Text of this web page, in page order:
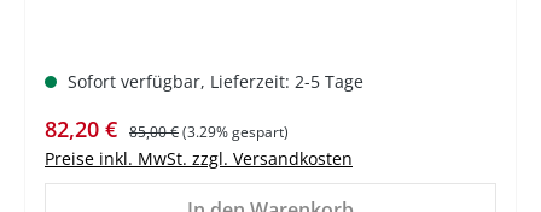
Sofort verfügbar, Lieferzeit: 2-5 Tage
Verkaufspreis:
82,20 € Regulärer Preis:
85,00 €(3.29% gespart)
Preise inkl. MwSt. zzgl. Versandkosten